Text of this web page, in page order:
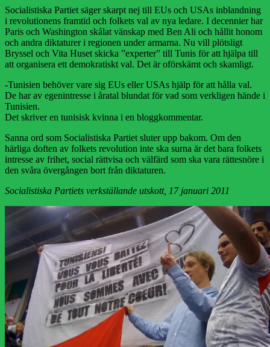
Socialistiska Partiet säger skarpt nej till EUs och USAs inblandning
i revolutionens framtid och folkets val av nya ledare. I decennier har
Paris och Washington skålat vänskap med Ben Ali och hållit honom
och andra diktaturer i regionen under armarna. Nu vill plötsligt
Bryssel och Vita Huset skicka ”experter” till Tunis för att hjälpa till
att organisera ett demokratiskt val. Det är oförskämt och skamligt.
-Tunisien behöver vare sig EUs eller USAs hjälp för att hålla val.
De har av egenintresse i åratal blundat för vad som verkligen hände i
Tunisien.
Det skriver en tunisisk kvinna i en bloggkommentar.
Sanna ord som Socialistiska Partiet sluter upp bakom. Om den
härliga doften av folkets revolution inte ska surna är det bara folkets
intresse av frihet, social rättvisa och välfärd som ska vara rättesnöre i
den svåra övergången bort från diktaturen.
Socialistiska Partiets verkställande utskott, 17 januari 2011